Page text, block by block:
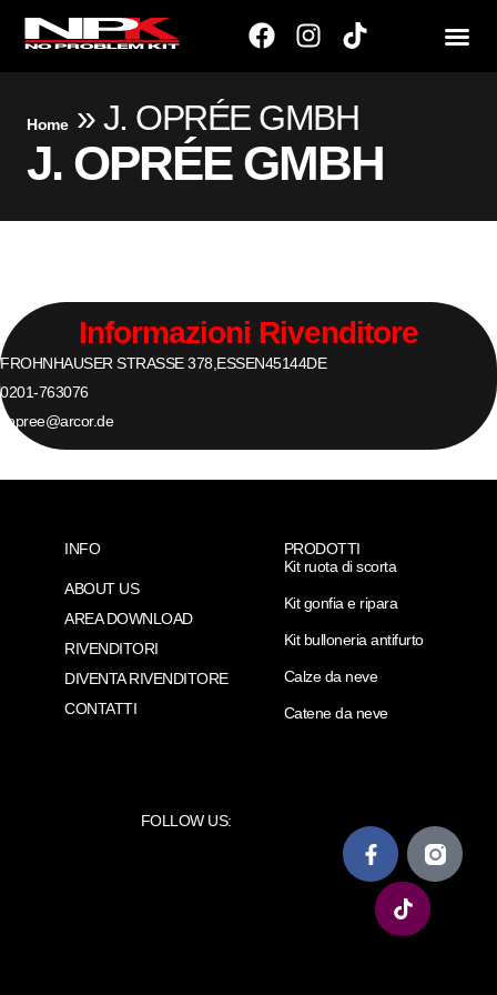
Home»J. OPRÉE GMBH
J. OPRÉE GMBH
Informazioni Rivenditore
FROHNHAUSER STRASSE 378, ESSEN45144DE
0201-763076
j.opree@arcor.de
INFO
ABOUT US
AREA DOWNLOAD
RIVENDITORI
DIVENTA RIVENDITORE
CONTATTI
PRODOTTI
Kit ruota di scorta
Kit gonfia e ripara
Kit bulloneria antifurto
Calze da neve
Catene da neve
FOLLOW US: